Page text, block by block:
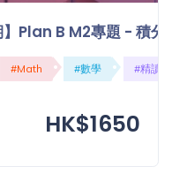
Plan B M2專題 - 積分
#Math #數學 #精讀
HK$1650